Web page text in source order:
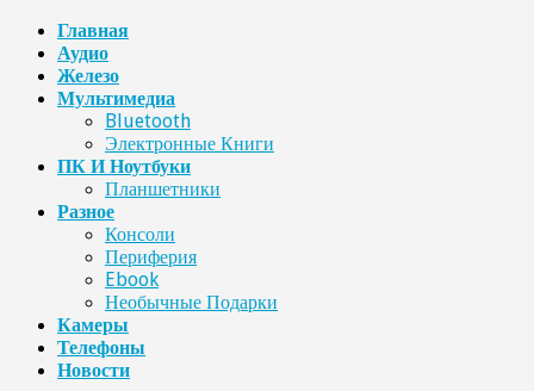
Главная
Аудио
Железо
Мультимедиа
Bluetooth
Электронные Книги
ПК И Ноутбуки
Планшетники
Разное
Консоли
Периферия
Ebook
Необычные Подарки
Камеры
Телефоны
Новости